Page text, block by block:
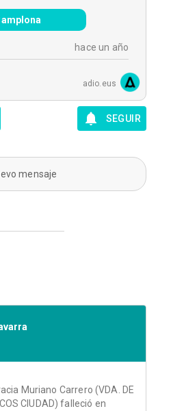
hace un año
adio.eus
SEGUIR
mensaje
Muriano Carrero (VDA. DE
CIUDAD) falleció en